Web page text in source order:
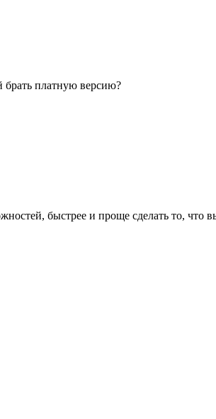
брать платную версию?
быстрее и проще сделать то, что